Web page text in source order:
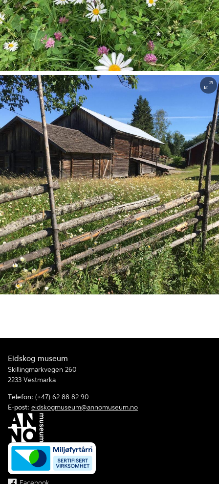
Blomstereng på Almenninga med prestekrager og rødkløver.
Eidskog museum
Skillingmarkvegen 260
2233 Vestmarka
Telefon: (+47) 62 88 82 90
E-post: eidskogmuseum@annomuseum.no